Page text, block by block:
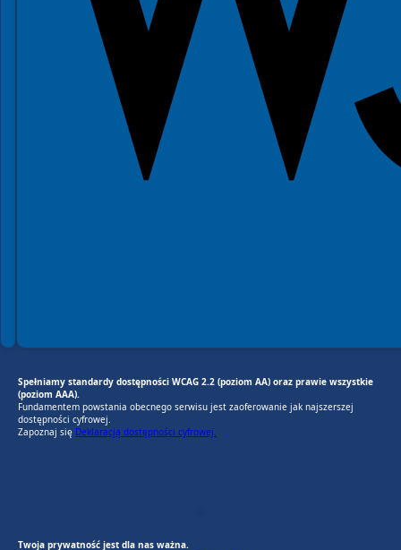
Spełniamy standardy dostępności WCAG 2.2 (poziom AA) oraz prawie wszystkie
(poziom AAA).
Fundamentem powstania obecnego serwisu jest zaoferowanie jak najszerszej
dostępności cyfrowej.
Zapoznaj się Deklaracją dostępności cyfrowej.
Twoja prywatność jest dla nas ważna.